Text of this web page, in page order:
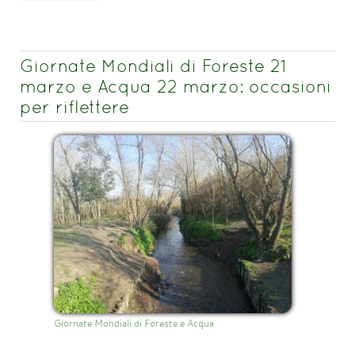
Giornate Mondiali di Foreste 21
marzo e Acqua 22 marzo: occasioni
per riflettere
Giornate Mondiali di Foreste e Acqua